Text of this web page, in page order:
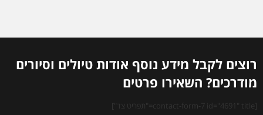
רוצים לקבל מידע נוסף אודות טיולים וסיורים
מודרכים? השאירו פרטים
[contact-form-7 id="4691" title="תפריט צד"]